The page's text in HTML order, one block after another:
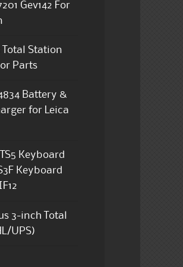
Gev142 For
Total Station
Parts
Battery &
for Leica
Keyboard
Keyboard
3-inch Total
UPS)